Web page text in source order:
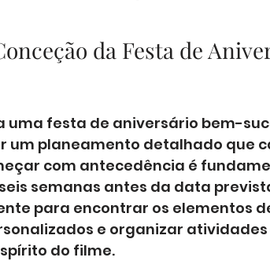
da Festa de
uma festa de aniversário bem-
um planeamento detalhado que
com antecedência é
semanas antes da data
para encontrar os elementos
e organizar
do filme.